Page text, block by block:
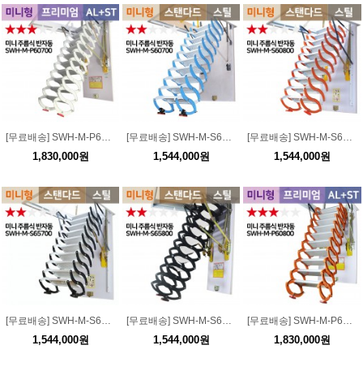
[무료배송] SWH-M-P60700 미니형 프리미엄 알루미늄+스틸 주름식 다락방 (반자동) / 하중 300kg
1,830,000원
[무료배송] SWH-M-S60700 미니형 스탠다드 스틸 주름식 다락방 (반자동) / 하중 300kg
1,544,000원
[무료배송] SWH-M-S60800 미니형 스탠다드 스틸 주름식 다락방 (반자동) / 하중 300kg
1,544,000원
1,544,000원 1,544,000원 1,830,000원